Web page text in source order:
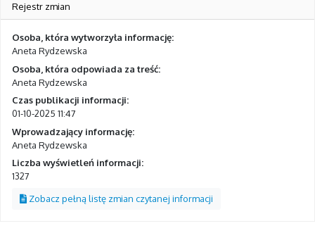
Rejestr zmian
Osoba, która wytworzyła informację:
Aneta Rydzewska
Osoba, która odpowiada za treść:
Aneta Rydzewska
Czas publikacji informacji:
01-10-2025 11:47
Wprowadzający informację:
Aneta Rydzewska
Liczba wyświetleń informacji:
1327
Zobacz pełną listę zmian czytanej informacji